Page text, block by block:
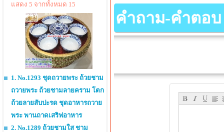
แสดง 5 จากทั้งหมด 15
1. No.1293 ชุดถวายพระ ถ้วยชาม
ถวายพระ ถ้วยชามลายคราม โตก
ถ้วยลายสับปะรด ชุดอาหารถวาย
พระ พานถาดเสริฟอาหาร
2. No.1289 ถ้วยชามใส ชาม
คำถาม-คำตอ